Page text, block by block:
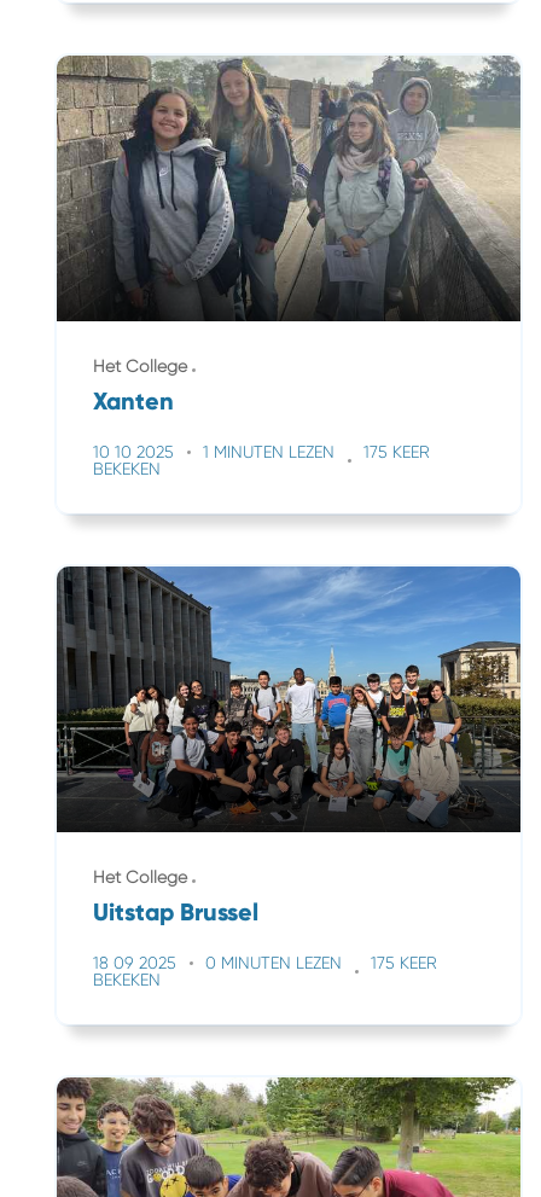
Het College
Xanten
10 10 2025 1 MINUTEN LEZEN
175 KEER
BEKEKEN
Het College
Uitstap Brussel
18 09 2025 0 MINUTEN LEZEN
175 KEER
BEKEKEN